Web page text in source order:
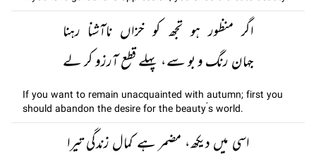
اگر منظور ہو تجھ کو خزاں ناآشنا رہنا
جہان رنگ و بو سے، پہلے قطع آرزو کر لے
If you want to remain unacquainted with autumn; first you
should abandon the desire for the beauty’s world.
اسی میں دیکھ، مضمر ہے کمال زندگی تیرا